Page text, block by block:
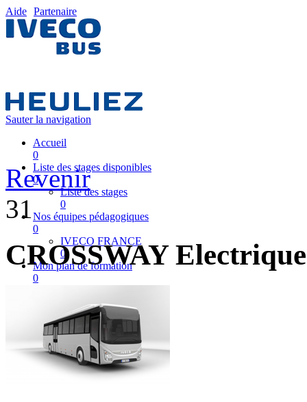
Aide Partenaire
Sauter la navigation
Accueil
0
Liste des stages disponibles
0
Liste des stages
0
Nos équipes pédagogiques
0
IVECO FRANCE
0
Mon plan de formation
0
Les stages
Revenir
31
CROSSWAY Electrique